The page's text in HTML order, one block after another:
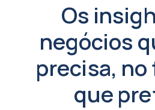
Os
negócios
precisa,
que